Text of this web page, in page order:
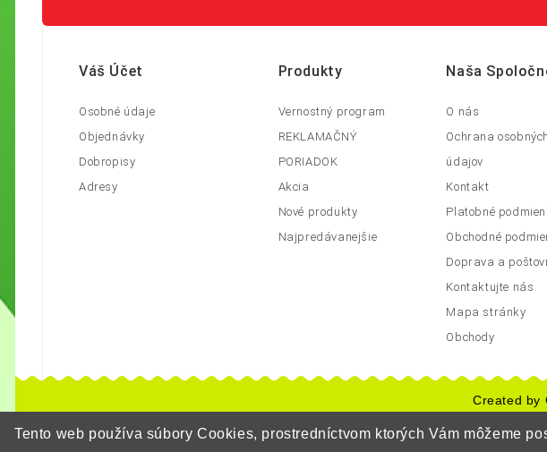
Tento web používa súbory Cookies, prostredníctvom ktorých Vám môžeme
Váš Účet
Osobné údaje
Objednávky
Dobropisy
Adresy
Produkty
Vernostný program
REKLAMAČNÝ
PORIADOK
Akcia
Nové produkty
Najpredávanejšie
Naša
O nás
Ochrana osobných
údajov
Kontakt
Platobné
Obchodné
Doprava a
Kontaktujte nás
Mapa stránky
Obchody
Created by